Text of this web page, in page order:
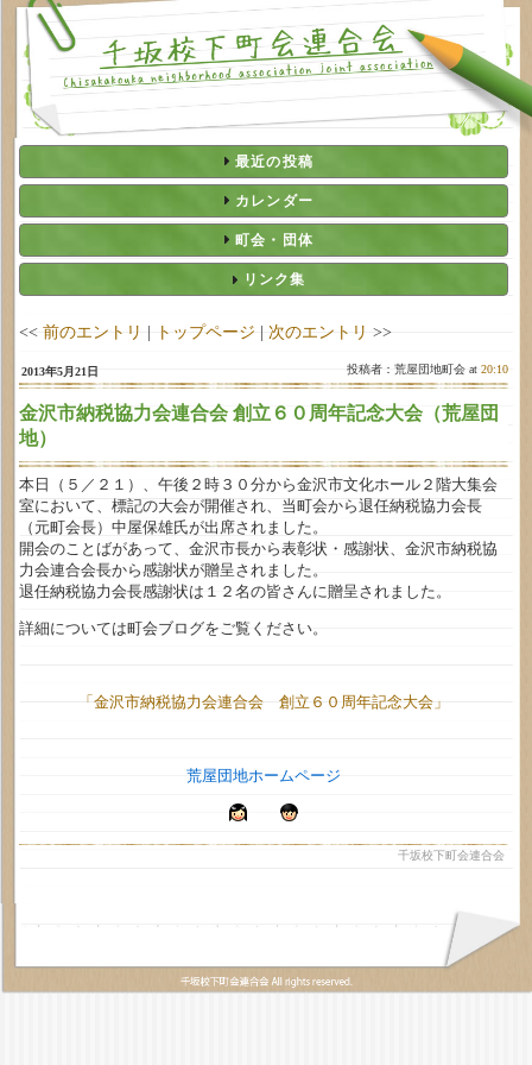
最近の投稿
カレンダー
町会・団体
リンク集
<< 前のエントリ | トップページ | 次のエントリ >>
2013年5月21日 投稿者：荒屋団地町会 at20:10
金沢市納税協力会連合会 創立６０周年記念大会（荒屋団
地）
本日（５／２１）、午後２時３０分から金沢市文化ホール２階大集会
室において、標記の大会が開催され、当町会から退任納税協力会長
（元町会長）中屋保雄氏が出席されました。
開会のことばがあって、金沢市長から表彰状・感謝状、金沢市納税協
力会連合会長から感謝状が贈呈されました。
退任納税協力会長感謝状は１２名の皆さんに贈呈されました。
詳細については町会ブログをご覧ください。
「金沢市納税協力会連合会 創立６０周年記念大会」
荒屋団地ホームページ
千坂校下町会連合会